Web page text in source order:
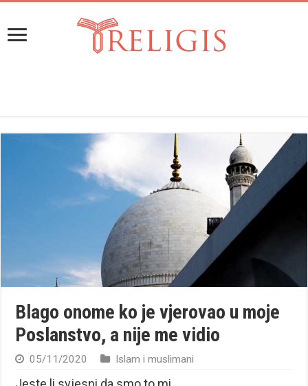
Blago onome ko je vjerovao u moje
Poslanstvo, a nije me vidio
05/11/2020 Islam i muslimani